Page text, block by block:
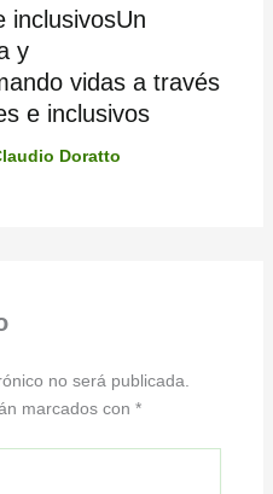
inclusivosUn
y
vidas a través
e inclusivos
Doratto
no será publicada.
marcados con *